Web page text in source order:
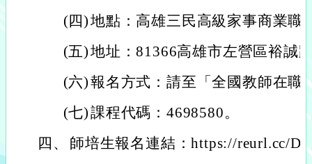
(四)地點：高雄三民高級家事商業職
(五)地址：81366高雄市左營區裕誠
(六)報名方式：請至「全國教師在職
(七)課程代碼：4698580。
四、
師培生報名連結：https://reurl.cc/